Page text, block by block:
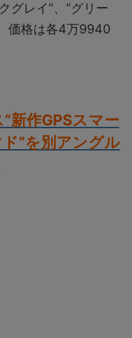
グレイ”、“グリー
価格は各4万9940
”新作GPSスマー
”を別アングル